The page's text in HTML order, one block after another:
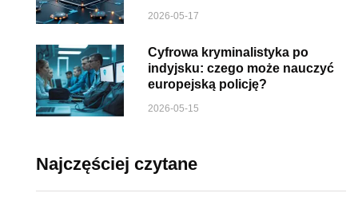
2026-05-17
Cyfrowa kryminalistyka po
indyjsku: czego może nauczyć
europejską policję?
2026-05-15
Najczęściej czytane